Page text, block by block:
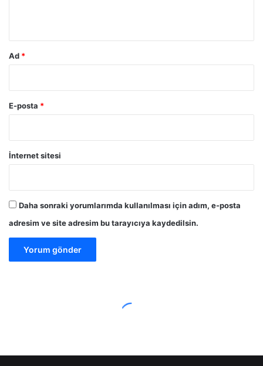
Ad *
E-posta *
İnternet sitesi
Daha sonraki yorumlarımda kullanılması için adım, e-posta
adresim ve site adresim bu tarayıcıya kaydedilsin.